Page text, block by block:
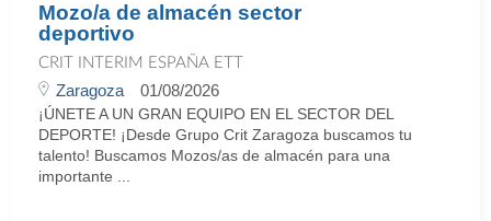
Mozo/a de almacén sector
deportivo
CRIT INTERIM ESPAÑA ETT
Zaragoza 01/08/2026
¡ÚNETE A UN GRAN EQUIPO EN EL SECTOR DEL
DEPORTE! ¡Desde Grupo Crit Zaragoza buscamos tu
talento! Buscamos Mozos/as de almacén para una
importante ...